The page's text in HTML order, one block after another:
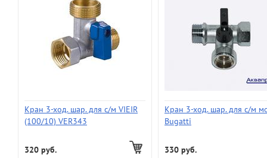
Кран 3-ход. шар. для с/м VIEIR
(100/10) VER343
320 руб.
Кран 3-ход. шар. для с/м
Bugatti
330 руб.